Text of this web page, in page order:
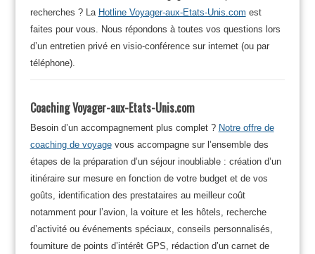
recherches ? La Hotline Voyager-aux-Etats-Unis.com est
faites pour vous. Nous répondons à toutes vos questions lors
d’un entretien privé en visio-conférence sur internet (ou par
téléphone).
Coaching Voyager-aux-Etats-Unis.com
Besoin d’un accompagnement plus complet ? Notre offre de
coaching de voyagevous accompagne sur l’ensemble des
étapes de la préparation d’un séjour inoubliable : création d’un
itinéraire sur mesure en fonction de votre budget et de vos
goûts, identification des prestataires au meilleur coût
notamment pour l’avion, la voiture et les hôtels, recherche
d’activité ou événements spéciaux, conseils personnalisés,
fourniture de points d’intérêt GPS, rédaction d’un carnet de